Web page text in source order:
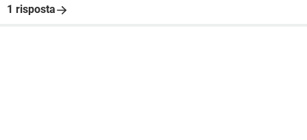
1 risposta